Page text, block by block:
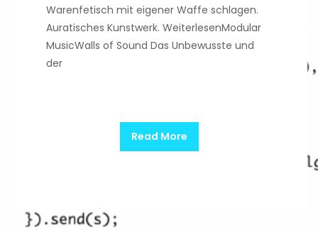
Warenfetisch mit eigener Waffe schlagen.
Auratisches Kunstwerk. WeiterlesenModular
MusicWalls of Sound Das Unbewusste und
der
Read More